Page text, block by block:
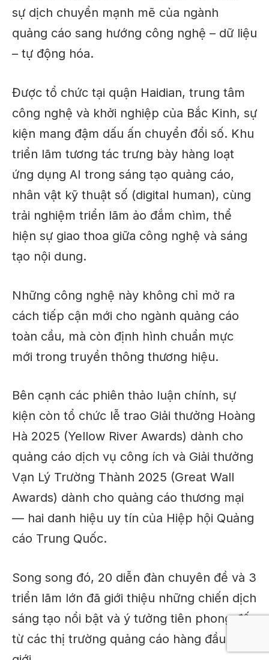
sự dịch chuyển mạnh mẽ của ngành
quảng cáo sang hướng công nghệ – dữ liệu
– tự động hóa.
Được tổ chức tại quận Haidian, trung tâm
công nghệ và khởi nghiệp của Bắc Kinh, sự
kiện mang đậm dấu ấn chuyển đổi số. Khu
triển lãm tương tác trưng bày hàng loạt
ứng dụng AI trong sáng tạo quảng cáo,
nhân vật kỹ thuật số (digital human), cùng
trải nghiệm triển lãm ảo đắm chìm, thể
hiện sự giao thoa giữa công nghệ và sáng
tạo nội dung.
Những công nghệ này không chỉ mở ra
cách tiếp cận mới cho ngành quảng cáo
toàn cầu, mà còn định hình chuẩn mực
mới trong truyền thông thương hiệu.
Bên cạnh các phiên thảo luận chính, sự
kiện còn tổ chức lễ trao Giải thưởng Hoàng
Hà 2025 (Yellow River Awards) dành cho
quảng cáo dịch vụ công ích và Giải thưởng
Vạn Lý Trường Thành 2025 (Great Wall
Awards) dành cho quảng cáo thương mại
— hai danh hiệu uy tín của Hiệp hội Quảng
cáo Trung Quốc.
Song song đó, 20 diễn đàn chuyên đề và 3
triển lãm lớn đã giới thiệu những chiến dịch
sáng tạo nổi bật và ý tưởng tiên phongđến
từ các thị trường quảng cáo hàng đầu thế